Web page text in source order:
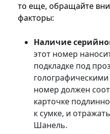
то еще, обращайте
факторы:
Наличие
этот номер
подкладке под
номер должен
карточке
к сумке, и
Шанель.